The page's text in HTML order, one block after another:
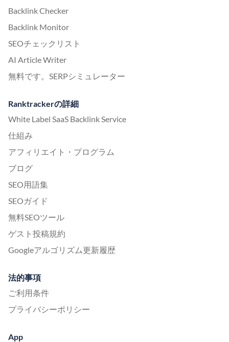
Backlink Checker
Backlink Monitor
SEOチェックリスト
AI Article Writer
無料です。SERPシミュレーター
Ranktrackerの詳細
White Label SaaS Backlink Service
仕組み
アフィリエイト・プログラム
ブログ
SEO用語集
SEOガイド
無料SEOツール
ゲスト投稿規約
Googleアルゴリズム更新履歴
法的事項
ご利用条件
プライバシーポリシー
App